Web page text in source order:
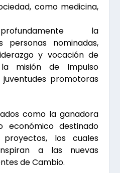
como medicina,
la
personas nominadas,
y vocación de
misión de Impulso
promotoras
como la ganadora
económico destinado
los cuales
a las nuevas
de Cambio.